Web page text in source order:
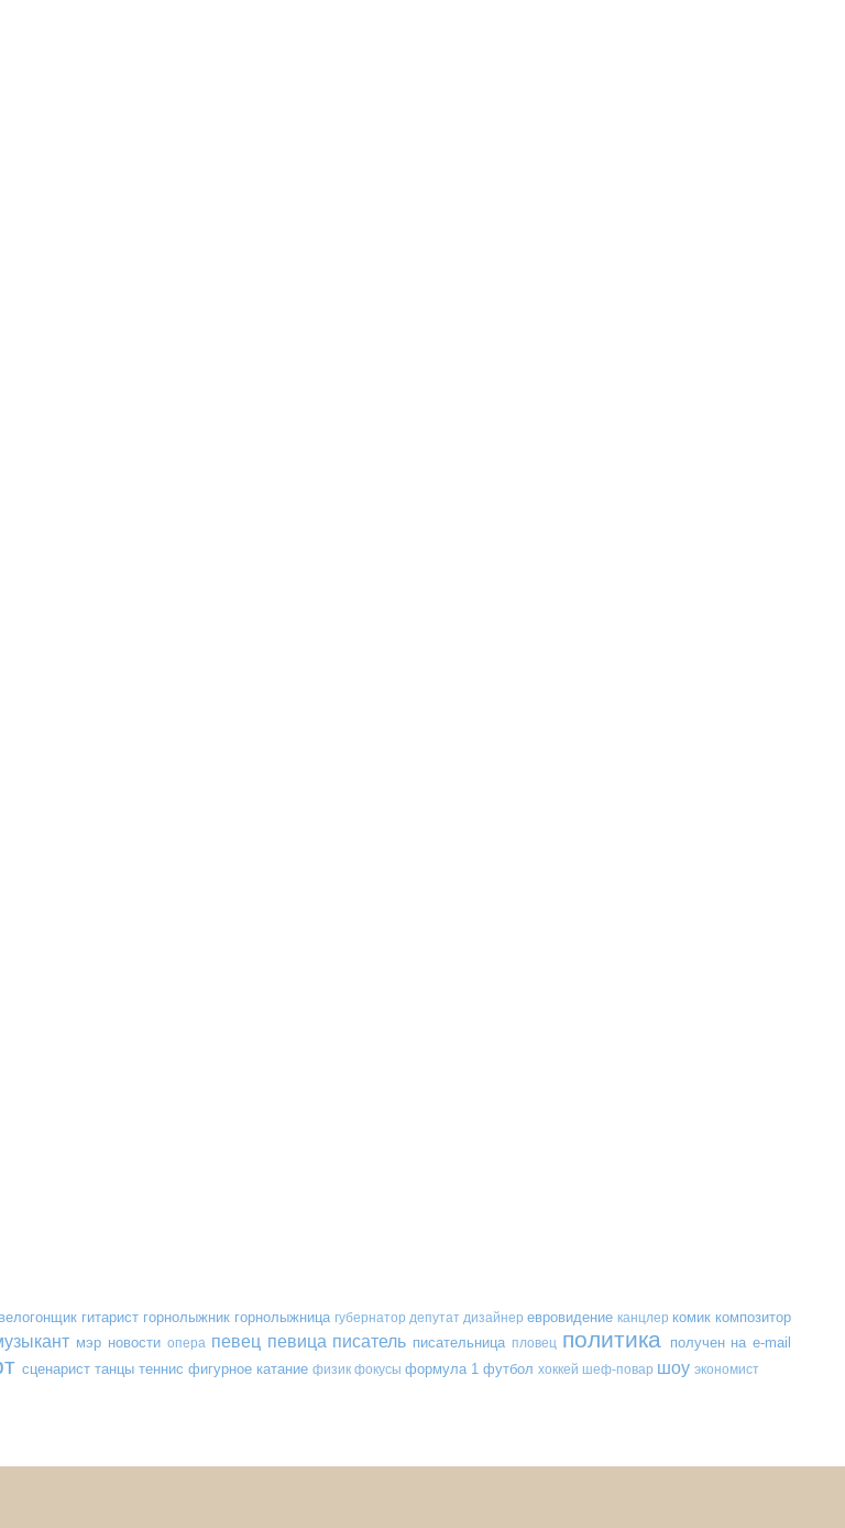
велогонщик гитарист горнолыжник горнолыжница губернатор депутат дизайнер евровидение канцлер комик композитор
мэр новости опера певец певица писатель писательница пловец политика получен на e-mail
сценарист танцы теннис фигурное катание физик фокусы формула 1 футбол хоккей шеф-повар шоу экономист